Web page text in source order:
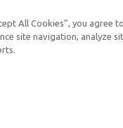
All Cookies”, you agree
site navigation, analyze